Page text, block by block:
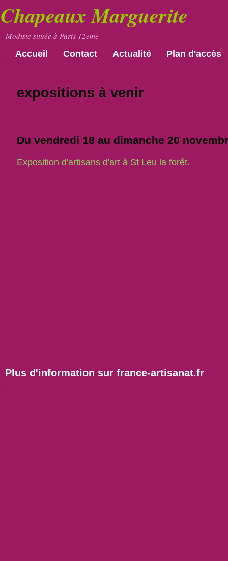
Chapeaux Marguerite
Modiste située à Paris 12eme
expositions à venir
Du vendredi 18 au dimanche 20
Exposition d'artisans d'art à St Leu la forêt.
Plus d'information sur france-artisanat.fr
Accueil Contact Actualité Plan d'accès